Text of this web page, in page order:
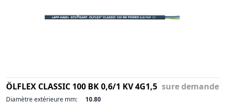
ÖLFLEX CLASSIC 100 BK 0,6/1 KV 4G1,5 sure demande
Diamètre extérieure mm:
10.80